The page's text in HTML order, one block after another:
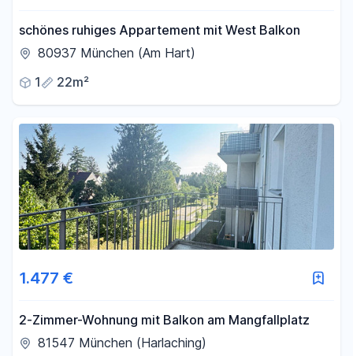
schönes ruhiges Appartement mit West Balkon
80937 München (Am Hart)
1
22m²
1.477 €
2-Zimmer-Wohnung mit Balkon am Mangfallplatz
81547 München (Harlaching)